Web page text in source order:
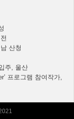
산청
주, 울산
프로그램 참여작가,